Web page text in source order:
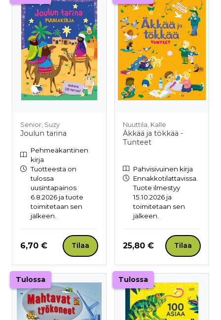
Senior, Suzy
Joulun tarina
Pehmeäkantinen
kirja
Tuotteesta on
tulossa
uusintapainos
6.8.2026 ja tuote
toimitetaan sen
jälkeen.
Hinta nyt
6,70 € Tilaa
Nuuttila, Kalle
Äkkää ja tökkää -
Tunteet
Pahvisivuinen kirja
Ennakkotilattavissa.
Tuote ilmestyy
15.10.2026 ja
toimitetaan sen
jälkeen.
Hinta nyt
25,80 € Tilaa
Tulossa Tulossa